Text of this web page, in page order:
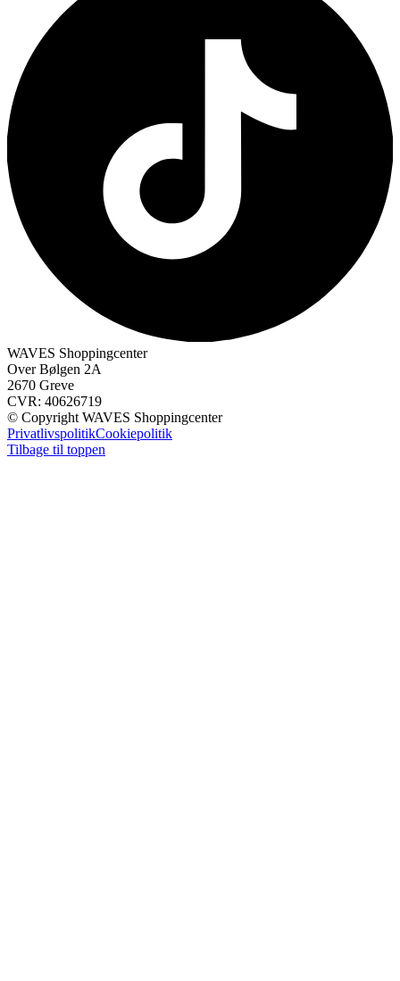
WAVES Shoppingcenter
Over Bølgen 2A
2670 Greve
CVR: 40626719
© Copyright WAVES Shoppingcenter
PrivatlivspolitikCookiepolitik
Tilbage til toppen